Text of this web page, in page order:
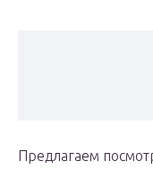
Предлагаем